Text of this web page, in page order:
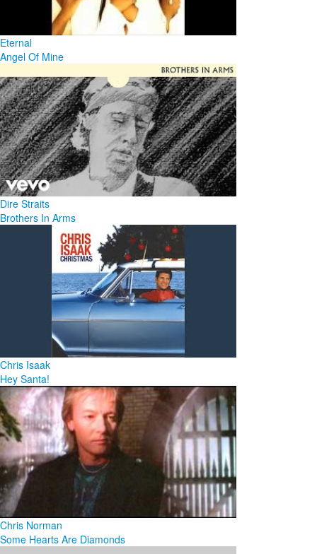
Eternal
Angel Of Mine
Dire Straits
Brothers In Arms
Chris Isaak
Hey Santa!
Chris Norman
Some Hearts Are Diamonds